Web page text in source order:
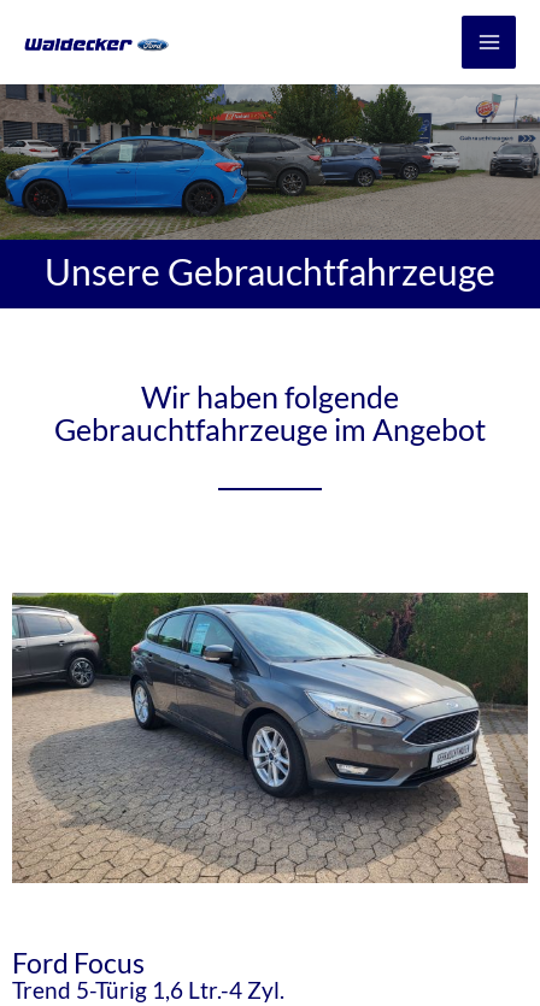
Unsere Gebrauchtfahrzeuge
Wir haben folgende
Gebrauchtfahrzeuge im Angebot
Ford Focus
Trend 5-Türig 1,6 Ltr.-4 Zyl.